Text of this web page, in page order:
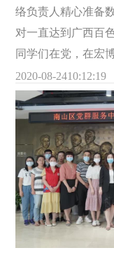
络负责人精心准备
对一直达到广西百
同学们在党，在宏
2020-08-2410:12:19